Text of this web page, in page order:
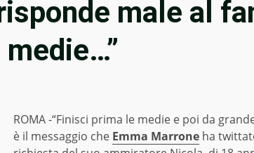
male al
ROMA -“Finisci prima le medie e poi da
è il messaggio che Emma Marrone ha